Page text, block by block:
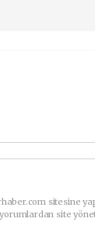
sitesine
yorumlardan site